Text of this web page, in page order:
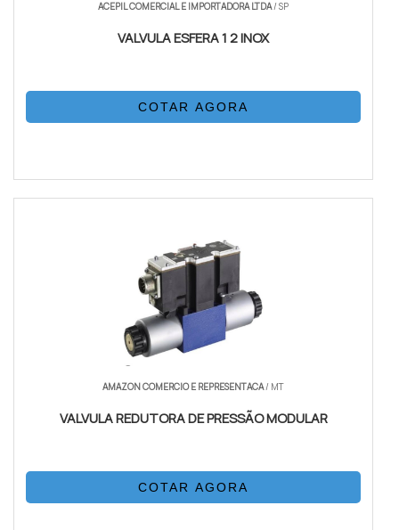
ACEPIL COMERCIAL E IMPORTADORA LTDA/ SP
VALVULA ESFERA 1 2 INOX
COTAR AGORA
AMAZON COMERCIO E REPRESENTACA/ MT
VALVULA REDUTORA DE PRESSÃO MODULAR
COTAR AGORA